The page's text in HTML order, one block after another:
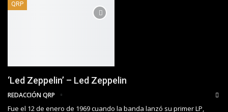
QRP
‘Led Zeppelin’ – Led Zeppelin
REDACCIÓN QRP
Fue el 12 de enero de 1969 cuando la banda lanzó su primer LP,